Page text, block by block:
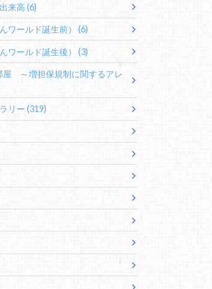
来高 (6)
ワールド誕生前） (6)
ワールド誕生後） (3)
屋 ～増担保規制に関するアレ
リー (319)